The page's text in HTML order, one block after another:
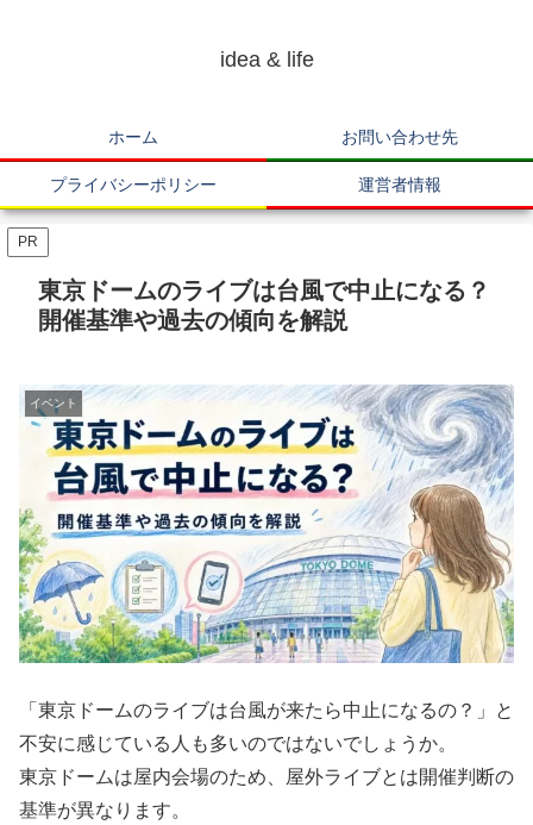
idea & life
ホーム お問い合わせ先
プライバシーポリシー 運営者情報
PR
東京ドームのライブは台風で中止になる？
開催基準や過去の傾向を解説
イベント
「東京ドームのライブは台風が来たら中止になるの？」と
不安に感じている人も多いのではないでしょうか。
東京ドームは屋内会場のため、屋外ライブとは開催判断の
基準が異なります。